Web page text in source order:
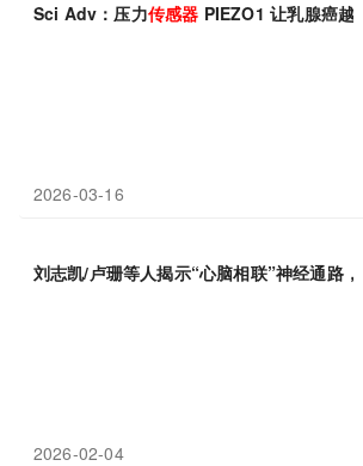
Sci Adv：压力传感器 PIEZO1 让乳腺癌越
2026-03-16
刘志凯/卢珊等人揭示“心脑相联”神经通路
2026-02-04